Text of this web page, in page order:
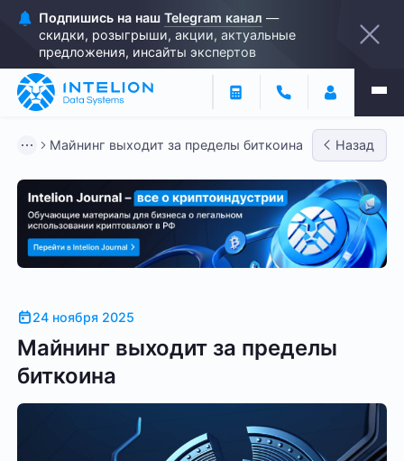
Подпишись на наш Telegram канал —
скидки, розыгрыши, акции, актуальные
предложения, инсайты экспертов
Майнинг выходит за пределы биткоина Назад
24 ноября 2025
Майнинг выходит за пределы
биткоина